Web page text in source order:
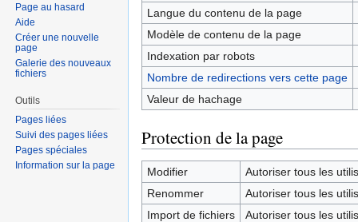
Langue du contenu de la page
Modèle de contenu de la page
Indexation par robots
Nombre de redirections vers cette page
Valeur de hachage
Protection de la page
Modifier
Autoriser tous les
Renommer
Autoriser tous les
Import de fichiers
Autoriser tous les
Page au hasard
Aide
Créer une nouvelle
page
Galerie des nouveaux
fichiers
Outils
Pages liées
Suivi des pages liées
Pages spéciales
Information sur la page